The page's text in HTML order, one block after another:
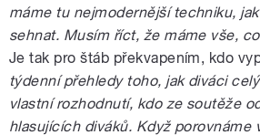
máme tu nejmodernější techniku,
sehnat. Musím říct, že máme vše,
Je tak pro štáb překvapením, kdo
týdenní přehledy toho, jak diváci
vlastní rozhodnutí, kdo ze soutěže
hlasujících diváků. Když porovnáme